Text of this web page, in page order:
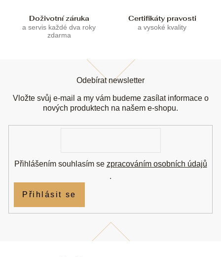
Doživotní záruka
a servis každé dva roky
zdarma
Certifikáty pravosti
a vysoké kvality
Odebírat newsletter
Vložte svůj e-mail a my vám budeme zasílat informace o
nových produktech na našem e-shopu.
Přihlášením souhlasím se zpracováním osobních údajů
.
Přihlásit se